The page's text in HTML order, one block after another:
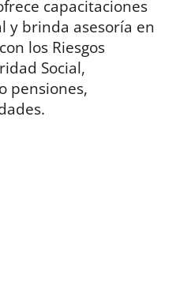
capacitaciones
y brinda asesoría en
los Riesgos
Social,
pensiones,